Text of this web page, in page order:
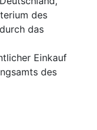
des
das
Einkauf
des